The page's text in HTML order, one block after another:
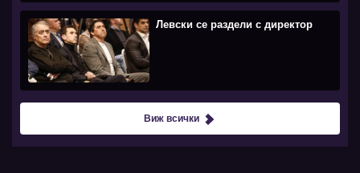
Левски се раздели с директор
Виж всички